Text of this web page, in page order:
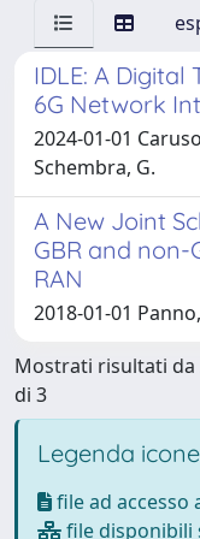
IDLE: A
6G Network
2024-01-01
Schembra, G.
A New Joint
GBR and non-
RAN
2018-01-01
Mostrati risultati da
di 3
Legenda icone
file ad accesso
file disponibili